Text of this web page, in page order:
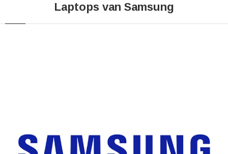
Laptops van Samsung